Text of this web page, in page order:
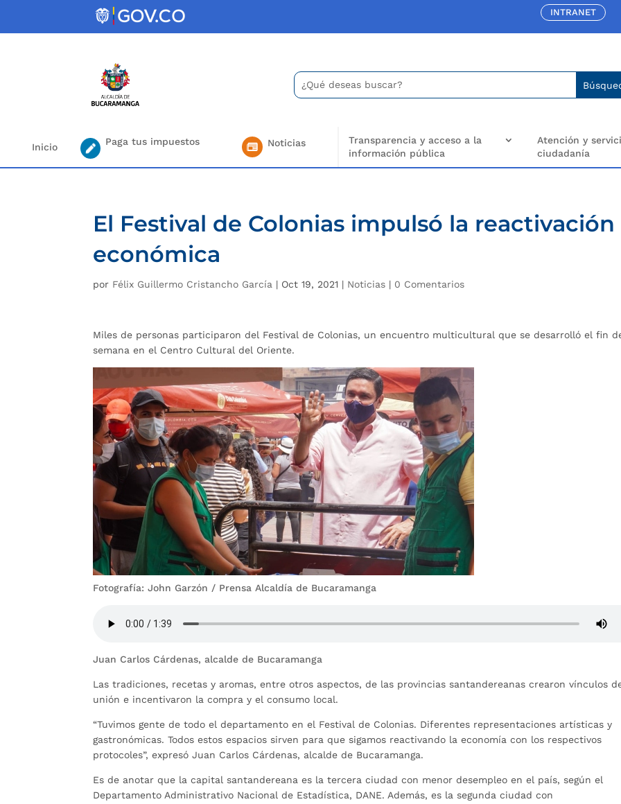
INTRANET
Buscar:
Search
for...
Inicio Paga tus impuestos Noticias
Transparencia y acceso a la
información pública
Atención y
ciudadanía
El Festival de Colonias impulsó la reactivación
económica
por Félix Guillermo Cristancho García | Oct 19, 2021 | Noticias | 0 Comentarios
Miles de personas participaron del Festival de Colonias, un encuentro multicultural que se desarrolló el fin
semana en el Centro Cultural del Oriente.
Fotografía: John Garzón / Prensa Alcaldía de Bucaramanga
Juan Carlos Cárdenas, alcalde de Bucaramanga
Las tradiciones, recetas y aromas, entre otros aspectos, de las provincias santandereanas crearon vínculos
unión e incentivaron la compra y el consumo local.
“Tuvimos gente de todo el departamento en el Festival de Colonias. Diferentes representaciones artísticas y
gastronómicas. Todos estos espacios sirven para que sigamos reactivando la economía con los respectivos
protocoles”, expresó Juan Carlos Cárdenas, alcalde de Bucaramanga.
Es de anotar que la capital santandereana es la tercera ciudad con menor desempleo en el país, según el
Departamento Administrativo Nacional de Estadística, DANE. Además, es la segunda ciudad con